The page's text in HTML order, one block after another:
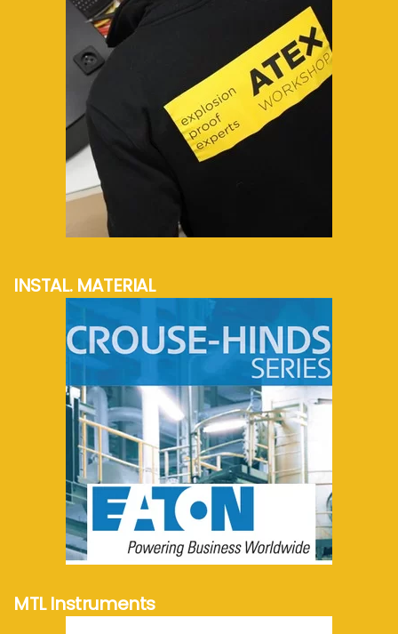
mehr Info...
INSTAL. MATERIAL
meer info...
MTL Instruments